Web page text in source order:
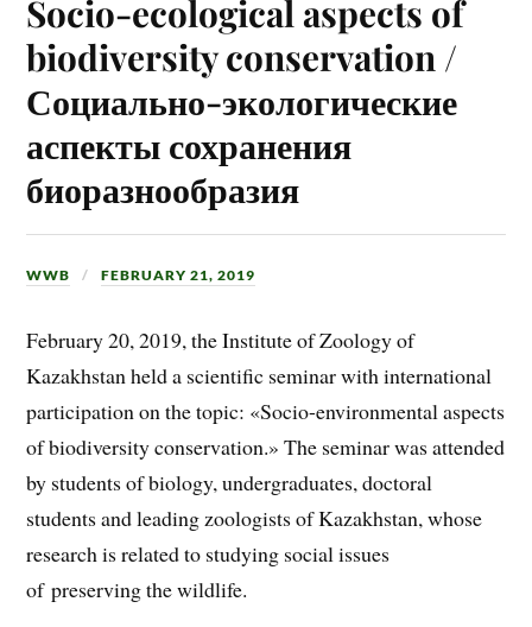
Socio-ecological aspects of
biodiversity conservation /
Социально-экологические
аспекты сохранения
биоразнообразия
WWB FEBRUARY 21, 2019
February 20, 2019, the Institute of Zoology of
Kazakhstan held a scientific seminar with international
participation on the topic: «Socio-environmental aspects
of biodiversity conservation.» The seminar was attended
by students of biology, undergraduates, doctoral
students and leading zoologists of Kazakhstan, whose
research is related to studying social issues
of preserving the wildlife.